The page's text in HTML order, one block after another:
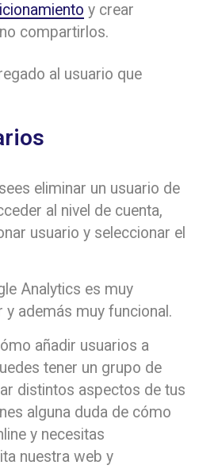
y crear
compartirlos.
al usuario que
eliminar un usuario de
al nivel de cuenta,
usuario y seleccionar el
Analytics es muy
y además muy funcional.
añadir usuarios a
tener un grupo de
distintos aspectos de tus
alguna duda de cómo
y necesitas
nuestra web y